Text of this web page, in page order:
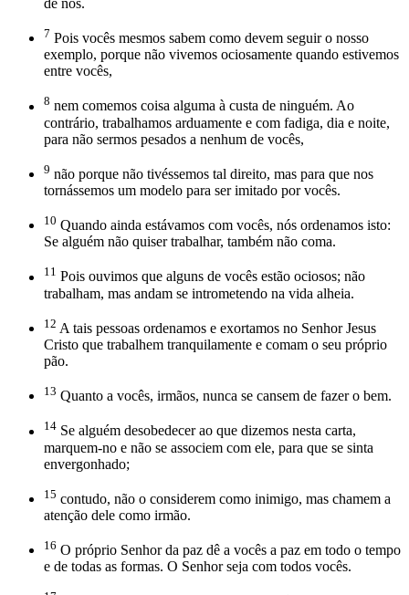
de nós.
7 Pois vocês mesmos sabem como devem seguir o nosso
exemplo, porque não vivemos ociosamente quando estivemos
entre vocês,
8 nem comemos coisa alguma à custa de ninguém. Ao
contrário, trabalhamos arduamente e com fadiga, dia e noite,
para não sermos pesados a nenhum de vocês,
9 não porque não tivéssemos tal direito, mas para que nos
tornássemos um modelo para ser imitado por vocês.
10 Quando ainda estávamos com vocês, nós ordenamos isto:
Se alguém não quiser trabalhar, também não coma.
11 Pois ouvimos que alguns de vocês estão ociosos; não
trabalham, mas andam se intrometendo na vida alheia.
12 A tais pessoas ordenamos e exortamos no Senhor Jesus
Cristo que trabalhem tranquilamente e comam o seu próprio
pão.
13 Quanto a vocês, irmãos, nunca se cansem de fazer o bem.
14 Se alguém desobedecer ao que dizemos nesta carta,
marquem-no e não se associem com ele, para que se sinta
envergonhado;
15 contudo, não o considerem como inimigo, mas chamem a
atenção dele como irmão.
16 O próprio Senhor da paz dê a vocês a paz em todo o tempo
e de todas as formas. O Senhor seja com todos vocês.